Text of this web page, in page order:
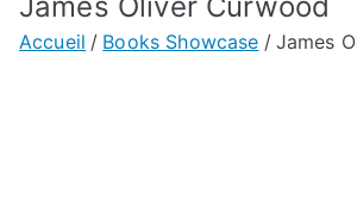
Accueil Books Showcase James